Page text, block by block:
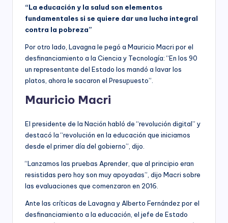
“La educación y la salud son elementos
fundamentales si se quiere dar una lucha integral
contra la pobreza”
Por otro lado, Lavagna le pegó a Mauricio Macri por el
desfinanciamiento a la Ciencia y Tecnología: “En los 90
un representante del Estado los mandó a lavar los
platos, ahora le sacaron el Presupuesto”.
Mauricio Macri
El presidente de la Nación habló de “revolución digital” y
destacó la “revolución en la educación que iniciamos
desde el primer día del gobierno”, dijo.
“Lanzamos las pruebas Aprender, que al principio eran
resistidas pero hoy son muy apoyadas”, dijo Macri sobre
las evaluaciones que comenzaron en 2016.
Ante las críticas de Lavagna y Alberto Fernández por el
desfinanciamiento a la educación, el jefe de Estado